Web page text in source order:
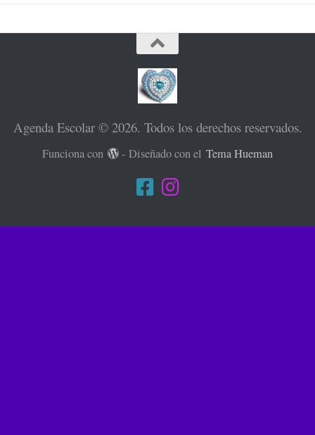
Agenda Escolar © 2026. Todos los derechos reservados.
Funciona con - Diseñado con elTema Hueman